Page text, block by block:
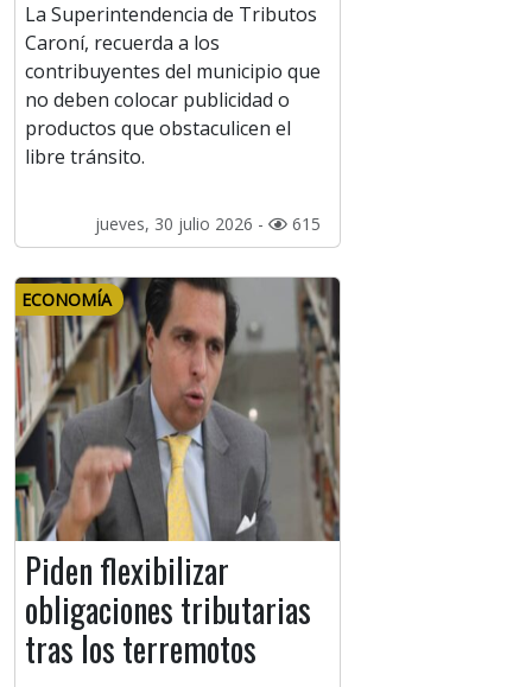
La Superintendencia de Tributos
Caroní, recuerda a los
contribuyentes del municipio que
no deben colocar publicidad o
productos que obstaculicen el
libre tránsito.
jueves, 30 julio 2026 - 615
ECONOMÍA
Piden flexibilizar
obligaciones tributarias
tras los terremotos